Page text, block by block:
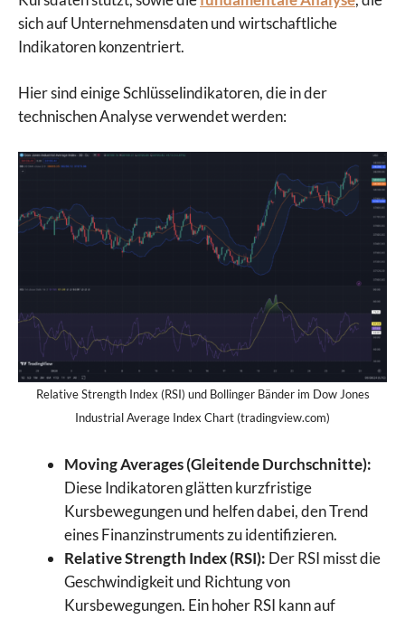
sich auf Unternehmensdaten und wirtschaftliche
Indikatoren konzentriert.
Hier sind einige Schlüsselindikatoren, die in der
technischen Analyse verwendet werden:
Relative Strength Index (RSI) und Bollinger Bänder im Dow Jones
Industrial Average Index Chart (tradingview.com)
Moving Averages (Gleitende Durchschnitte):
Diese Indikatoren glätten kurzfristige
Kursbewegungen und helfen dabei, den Trend
eines Finanzinstruments zu identifizieren.
Relative Strength Index (RSI): Der RSI misst die
Geschwindigkeit und Richtung von
Kursbewegungen. Ein hoher RSI kann auf